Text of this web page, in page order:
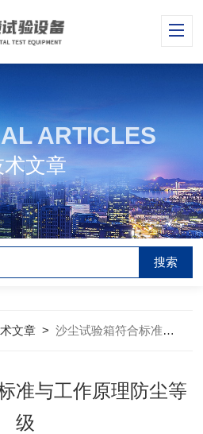
ARTICLES
术文章
文章 >沙尘试验箱符合标准与工作原理防尘等级
准与工作原理防尘等
级